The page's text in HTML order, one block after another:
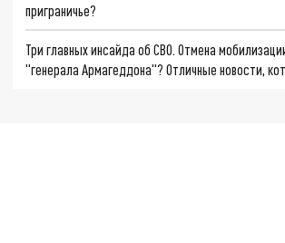
приграничье?
Три главных инсайда об СВО. Отмена
"генерала Армагеддона"? Отличные новости,